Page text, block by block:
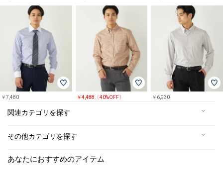
￥7,480 ￥4,488〔40%OFF〕 ￥6,930
関連カテゴリを探す
その他カテゴリを探す
あなたにおすすめのアイテム